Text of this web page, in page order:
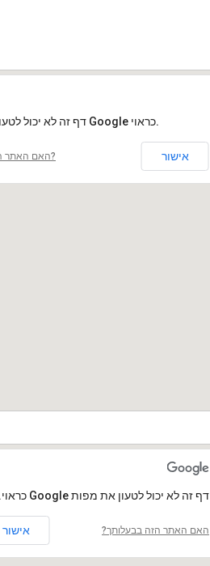
‏דף זה לא יכול לטעון את מפות Google כראוי.
האם האתר הזה בבעלותך? אישור
‏דף זה לא יכול לטעון את מפות Google כראוי.
האם האתר הזה בבעלותך? אישור